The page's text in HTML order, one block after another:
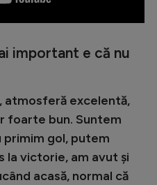
important e că nu
atmosferă excelentă,
foarte bun. Suntem
primim gol, putem
la victorie, am avut și
acasă, normal că